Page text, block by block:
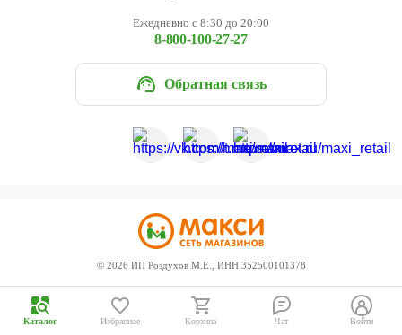
Ежедневно с 8:30 до 20:00
8-800-100-27-27
Обратная связь
© 2026 ИП Роздухов М.Е., ИНН 352500101378
Каталог Избранное Корзина Чат Войти